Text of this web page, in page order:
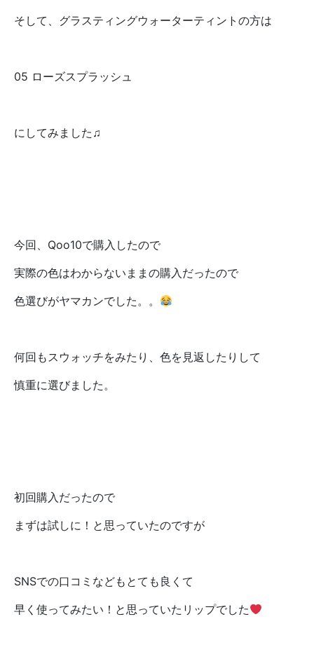
そして、グラスティングウォーターティントの方は
05 ローズスプラッシュ
にしてみました♫
今回、Qoo10で購入したので
実際の色はわからないままの購入だったので
色選びがヤマカンでした。。
何回もスウォッチをみたり、色を見返したりして
慎重に選びました。
初回購入だったので
まずは試しに！と思っていたのですが
SNSでの口コミなどもとても良くて
早く使ってみたい！と思っていたリップでした